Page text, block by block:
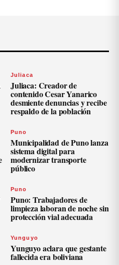
Juliaca
Juliaca: Creador de
contenido Cesar Yanarico
desmiente denuncias y recibe
respaldo de la población
Puno
Municipalidad de Puno lanza
sistema digital para
modernizar transporte
público
Puno
Puno: Trabajadores de
limpieza laboran de noche sin
protección vial adecuada
Yunguyo
Yunguyo aclara que gestante
fallecida era boliviana